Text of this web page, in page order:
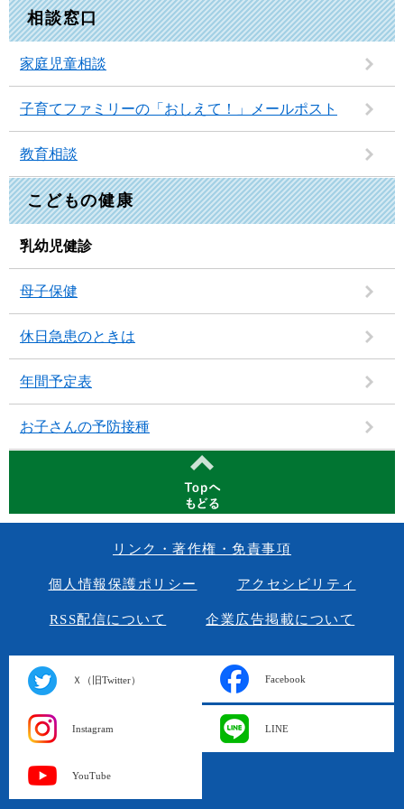
相談窓口
家庭児童相談
子育てファミリーの「おしえて！」メールポスト
教育相談
こどもの健康
乳幼児健診
母子保健
休日急患のときは
年間予定表
お子さんの予防接種
リンク・著作権・免責事項
個人情報保護ポリシー アクセシビリティ
RSS配信について 企業広告掲載について
Ｘ（旧Twitter） Facebook
Instagram LINE
YouTube